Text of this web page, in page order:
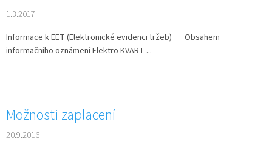
1.3.2017
Informace k EET (Elektronické evidenci tržeb) Obsahem
informačního oznámení Elektro KVART ...
Možnosti zaplacení
20.9.2016